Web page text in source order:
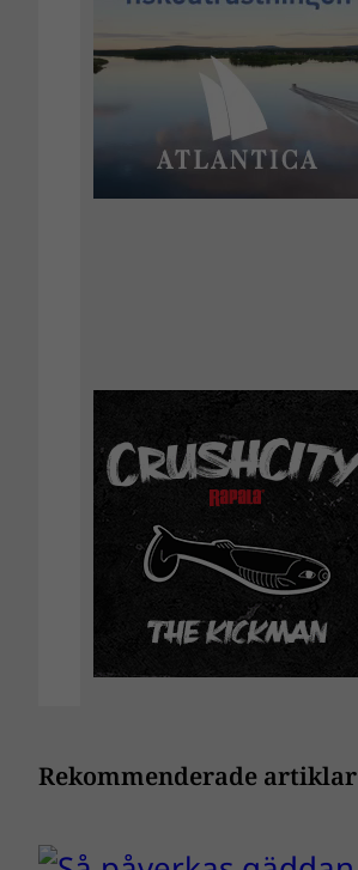
Rekommenderade artiklar